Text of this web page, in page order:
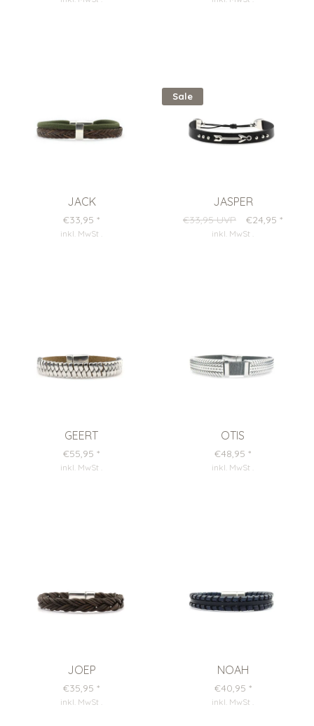
JACK
€33,95 *
inkl. MwSt
Sale
JASPER
€33,95 UVP €24,95 *
inkl. MwSt
GEERT
€55,95 *
inkl. MwSt
OTIS
€48,95 *
inkl. MwSt
JOEP
€35,95 *
inkl. MwSt
NOAH
€40,95 *
inkl. MwSt